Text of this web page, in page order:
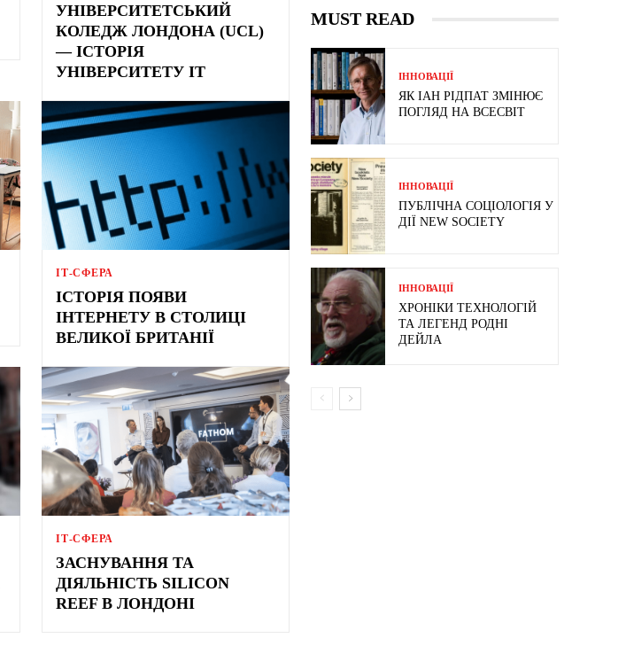
УНІВЕРСИТЕТСЬКИЙ
КОЛЕДЖ ЛОНДОНА (UCL)
— ІСТОРІЯ
УНІВЕРСИТЕТУ IT
ІТ-СФЕРА
ІСТОРІЯ ПОЯВИ
ІНТЕРНЕТУ В СТОЛИЦІ
ВЕЛИКОЇ БРИТАНІЇ
ІТ-СФЕРА
ЗАСНУВАННЯ ТА
ДІЯЛЬНІСТЬ SILICON
REEF В ЛОНДОНІ
MUST READ
ІННОВАЦІЇ
ЯК ІАН РІДПАТ ЗМІНЮЄ
ПОГЛЯД НА ВСЕСВІТ
ІННОВАЦІЇ
ПУБЛІЧНА СОЦІОЛОГІЯ У
ДІЇ NEW SOCIETY
ІННОВАЦІЇ
ХРОНІКИ ТЕХНОЛОГІЙ
ТА ЛЕГЕНД РОДНІ
ДЕЙЛА